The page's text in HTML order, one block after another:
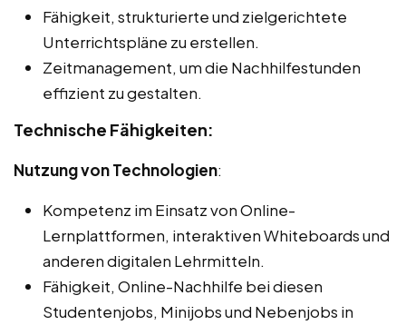
Fähigkeit, strukturierte und zielgerichtete
Unterrichtspläne zu erstellen.
Zeitmanagement, um die Nachhilfestunden
effizient zu gestalten.
Technische Fähigkeiten:
Nutzung von Technologien:
Kompetenz im Einsatz von Online-
Lernplattformen, interaktiven Whiteboards und
anderen digitalen Lehrmitteln.
Fähigkeit, Online-Nachhilfe bei diesen
Studentenjobs, Minijobs und Nebenjobs in